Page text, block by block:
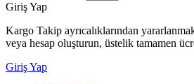
Giriş Yap
Kargo Takip ayrıcalıklarından
veya hesap oluşturun, üstelik tamamen
Giriş Yap